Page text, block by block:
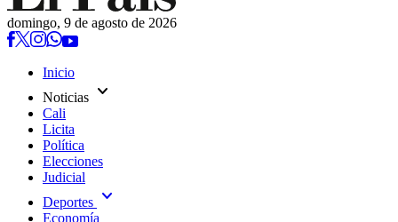
domingo, 9 de agosto de 2026
Inicio
Noticias expand_more
Cali
Licita
Política
Elecciones
Judicial
Deportes expand_more
Economía